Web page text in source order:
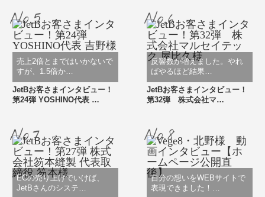
売上2倍とまではいかないで
すが、1.5倍か…
JetBお客さまインタビュー！
第24弾 YOSHINO代表 …
反響数が増えました。やれ
ばやるほど結果…
JetBお客さまインタビュー！
第32弾 株式会社マ…
ECの売り上げでいけば、
JetBさんのシステ…
自分の想いをWEBサイトで
表現できました！…